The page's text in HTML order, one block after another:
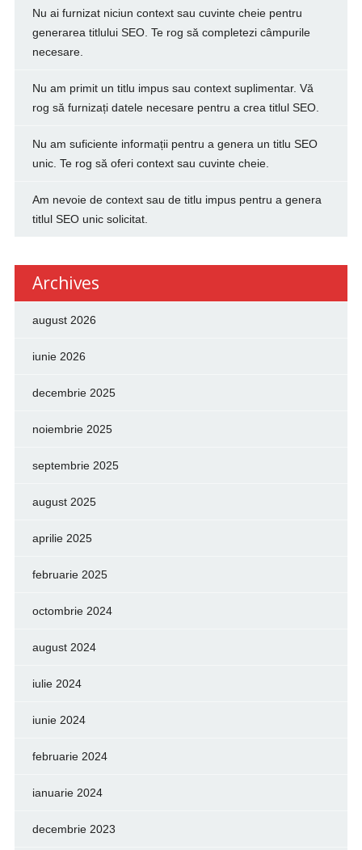
Nu ai furnizat niciun context sau cuvinte cheie pentru
generarea titlului SEO. Te rog să completezi câmpurile
necesare.
Nu am primit un titlu impus sau context suplimentar. Vă
rog să furnizați datele necesare pentru a crea titlul SEO.
Nu am suficiente informații pentru a genera un titlu SEO
unic. Te rog să oferi context sau cuvinte cheie.
Am nevoie de context sau de titlu impus pentru a genera
titlul SEO unic solicitat.
Archives
august 2026
iunie 2026
decembrie 2025
noiembrie 2025
septembrie 2025
august 2025
aprilie 2025
februarie 2025
octombrie 2024
august 2024
iulie 2024
iunie 2024
februarie 2024
ianuarie 2024
decembrie 2023